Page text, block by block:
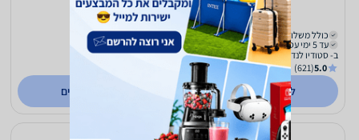
129
₪
כולל משלוח (₪30)
עד 5 ימי עסקים
ב- סטודיו לנד
5.0
(621)
לפרטים נוספים
65
משלוח חינם
עד 7 ימי עסקים
ב- קאמרה פלוס
לפרטים נוספים